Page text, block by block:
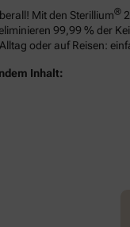
Mit den Sterillium®
99,99 % der
oder auf Reisen:
Inhalt: